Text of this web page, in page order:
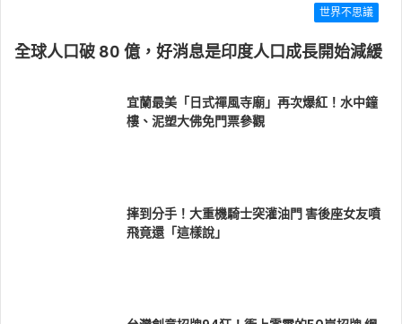
世界不思議
全球人口破 80 億，好消息是印度人口成長開始減緩
宜蘭最美「日式禪風寺廟」再次爆紅！水中鐘
樓、泥塑大佛免門票參觀
摔到分手！大重機騎士突灌油門 害後座女友噴
飛竟還「這樣說」